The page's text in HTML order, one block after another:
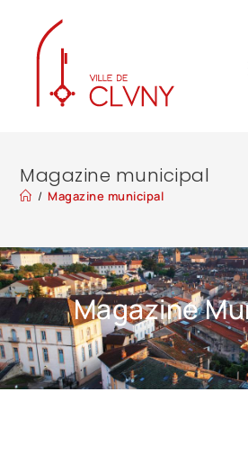
Magazine municipal
/ Magazine municipal
Magazine